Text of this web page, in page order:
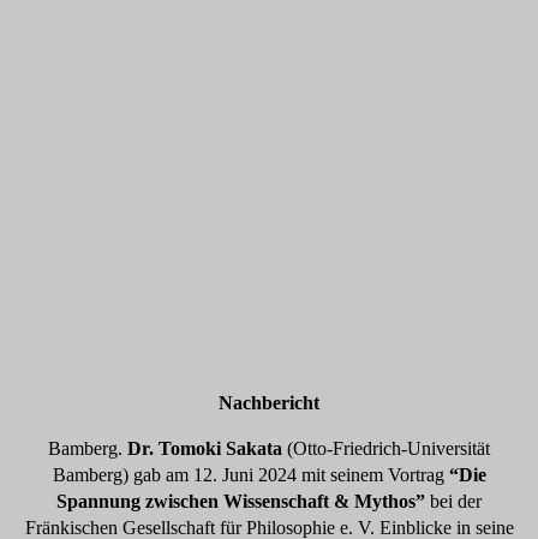
Nachbericht
Bamberg. Dr. Tomoki Sakata (Otto-Friedrich-Universität
Bamberg) gab am 12. Juni 2024 mit seinem Vortrag “Die
Spannung zwischen Wissenschaft & Mythos” bei der
Fränkischen Gesellschaft für Philosophie e. V. Einblicke in seine